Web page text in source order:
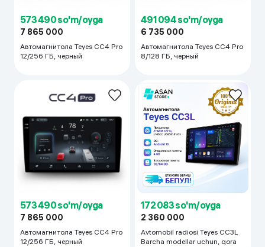
573 490 so'm/oyga
7 865 000
Автомагнитола Teyes CC4 Pro
12/256 ГБ, черный
491 094 so'm/oyga
6 735 000
Автомагнитола Teyes CC4 Pro
8/128 ГБ, черный
573 490 so'm/oyga
7 865 000
Автомагнитола Teyes CC4 Pro
12/256 ГБ, черный
172 083 so'm/oyga
2 360 000
Avtomobil radiosi Teyes CC3L
Barcha modellar uchun, qora